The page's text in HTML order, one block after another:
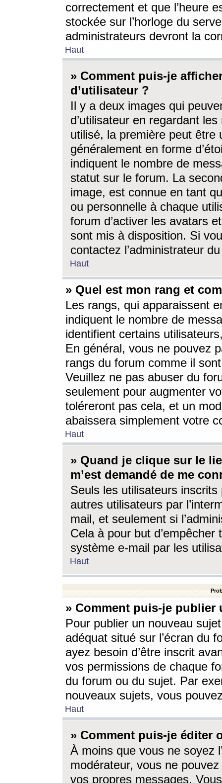
correctement et que l’heure
stockée sur l’horloge du
administrateurs devront la
Haut
» Comment puis-je
d’utilisateur ?
Il y a deux images qui
d’utilisateur en regardant
utilisé, la première peut être
généralement en forme
indiquent le nombre de
statut sur le forum. La
image, est connue en tant
ou personnelle à chaque
forum d’activer les avatars
sont mis à disposition. Si
contactez l’administrateur
Haut
» Quel est mon rang et
Les rangs, qui apparaissent
indiquent le nombre de
identifient certains
En général, vous ne pouvez
rangs du forum comme il
Veuillez ne pas abuser du
seulement pour augmenter
toléreront pas cela, et un
abaissera simplement votre
Haut
» Quand je clique sur le
m’est demandé de me
Seuls les utilisateurs
autres utilisateurs par
mail, et seulement si
Cela à pour but
système e-mail par les
Haut
» Comment puis-je
Pour publier un nouveau
adéquat situé sur l’écran du
ayez besoin d’être inscrit
vos permissions de chaque
du forum ou du sujet. Par
nouveaux sujets, vous
Haut
» Comment puis-je éditer
À moins que vous ne soyez
modérateur, vous ne
vos propres messages.